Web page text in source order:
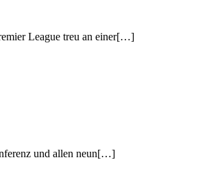
League treu an einer[…]
und allen neun[…]